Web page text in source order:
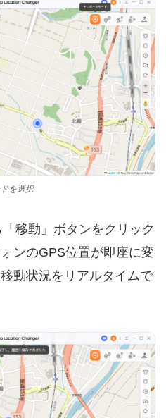
を選択
移動」ボタンをクリック
ンのGPS位置が即座に変
動状況をリアルタイムで